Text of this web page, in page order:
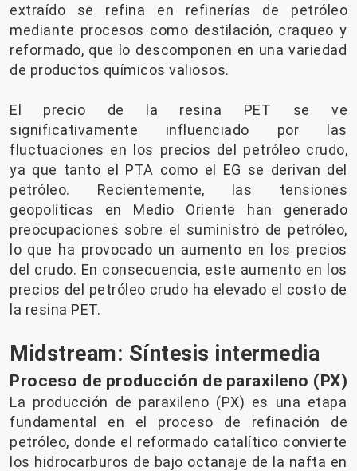
extraído se refina en refinerías de petróleo
mediante procesos como destilación, craqueo y
reformado, que lo descomponen en una variedad
de productos químicos valiosos.
El precio de la resina PET se ve
significativamente influenciado por las
fluctuaciones en los precios del petróleo crudo,
ya que tanto el PTA como el EG se derivan del
petróleo. Recientemente, las tensiones
geopolíticas en Medio Oriente han generado
preocupaciones sobre el suministro de petróleo,
lo que ha provocado un aumento en los precios
del crudo. En consecuencia, este aumento en los
precios del petróleo crudo ha elevado el costo de
la resina PET.
Midstream: Síntesis intermedia
Proceso de producción de paraxileno (PX)
La producción de paraxileno (PX) es una etapa
fundamental en el proceso de refinación de
petróleo, donde el reformado catalítico convierte
los hidrocarburos de bajo octanaje de la nafta en